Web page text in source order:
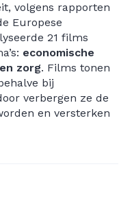
volgens rapporten
Europese
21 films
economische
zorg. Films tonen
bij
verbergen ze de
en versterken